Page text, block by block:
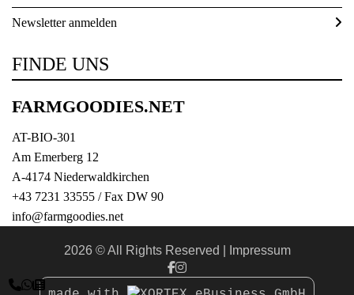

Newsletter anmelden
FINDE UNS
FARMGOODIES.NET
AT-BIO-301
Am Emerberg 12
A-4174 Niederwaldkirchen
+43 7231 33555 / Fax DW 90
info@farmgoodies.net
2026 © All Rights Reserved Impressum